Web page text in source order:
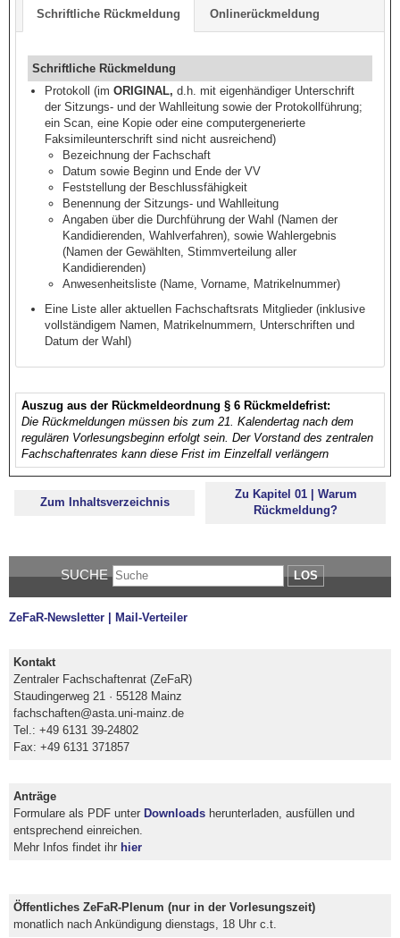
Schriftliche Rückmeldung Onlinerückmeldung
Schriftliche Rückmeldung
Protokoll (imORIGINAL,d.h. mit eigenhändiger Unterschrift
der Sitzungs- und der Wahlleitung sowie der Protokollführung;
ein Scan, eine Kopie oder eine computergenerierte
Faksimileunterschrift sind nicht ausreichend)
Bezeichnung der Fachschaft
Datum sowie Beginn und Ende der VV
Feststellung der Beschlussfähigkeit
Benennung der Sitzungs- und Wahlleitung
Angaben über die Durchführung der Wahl (Namen der
Kandidierenden, Wahlverfahren), sowie Wahlergebnis
(Namen der Gewählten, Stimmverteilung aller
Kandidierenden)
Anwesenheitsliste (Name, Vorname, Matrikelnummer)
Eine Liste aller aktuellen Fachschaftsrats Mitglieder (inklusive
vollständigem Namen, Matrikelnummern, Unterschriften und
Datum der Wahl)
Auszug aus der Rückmeldeordnung § 6 Rückmeldefrist:
Die Rückmeldungen müssen bis zum 21. Kalendertag nach dem
regulären Vorlesungsbeginn erfolgt sein. Der Vorstand des zentralen
Fachschaftenrates kann diese Frist im Einzelfall verlängern
Zum Inhaltsverzeichnis
Zu Kapitel 01 | Warum
Rückmeldung?
SUCHE LOS
ZeFaR-Newsletter | Mail-Verteiler
Kontakt
Zentraler Fachschaftenrat (ZeFaR)
Staudingerweg 21 · 55128 Mainz
fachschaften@asta.uni-mainz.de
Tel.: +49 6131 39-24802
Fax: +49 6131 371857
Anträge
Formulare als PDF unterDownloads herunterladen, ausfüllen und
entsprechend einreichen.
Mehr Infos findet ihr hier
Öffentliches ZeFaR-Plenum (nur in der Vorlesungszeit)
monatlich nach Ankündigung dienstags, 18 Uhr c.t.